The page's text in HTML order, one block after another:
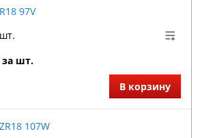
97V
за шт.
В корзину
107W